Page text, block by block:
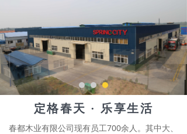
春都木业有限公司现有员工700余人。其中大、
定格春天 · 乐享生活